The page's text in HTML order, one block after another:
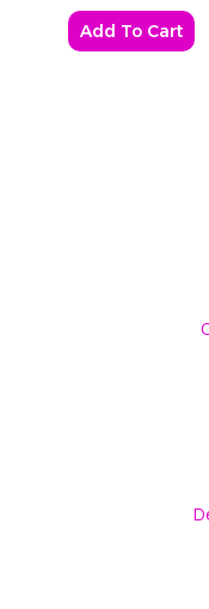
Add To Cart